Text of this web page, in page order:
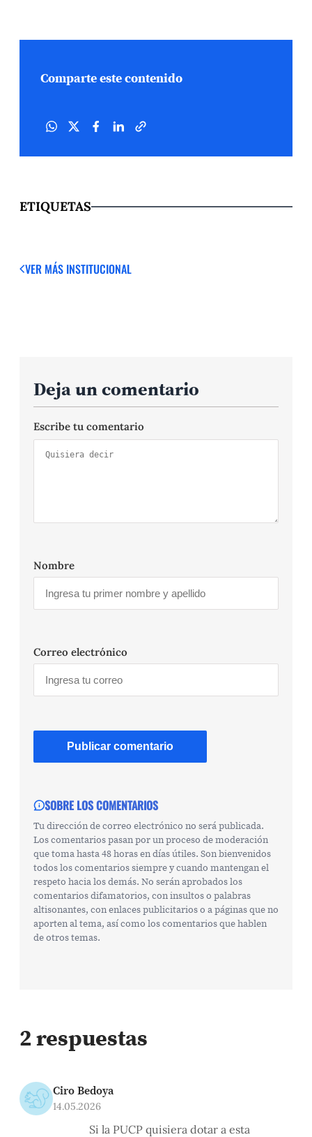
Comparte este contenido
ETIQUETAS
VER MÁS INSTITUCIONAL
Deja un comentario
Escribe tu comentario
Nombre
Correo electrónico
SOBRE LOS COMENTARIOS
Tu dirección de correo electrónico no será publicada.
Los comentarios pasan por un proceso de moderación
que toma hasta 48 horas en días útiles. Son bienvenidos
todos los comentarios siempre y cuando mantengan el
respeto hacia los demás. No serán aprobados los
comentarios difamatorios, con insultos o palabras
altisonantes, con enlaces publicitarios o a páginas que no
aporten al tema, así como los comentarios que hablen
de otros temas.
2 respuestas
Ciro Bedoya
14.05.2026
Si la PUCP quisiera dotar a esta